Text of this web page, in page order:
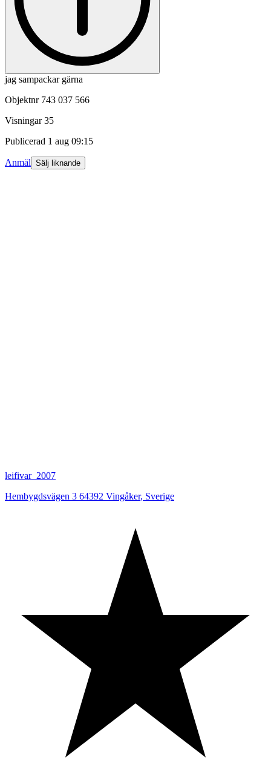
jag sampackar gärna
Objektnr 743 037 566
Visningar 35
Publicerad 1 aug 09:15
Anmäl Sälj liknande
leifivar_2007
Hembygdsvägen 3 64392 Vingåker, Sverige